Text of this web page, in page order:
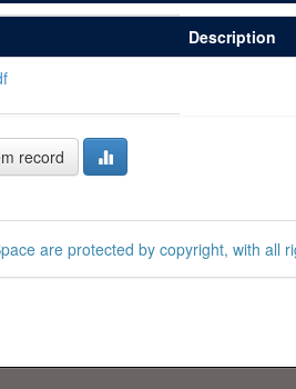
Description
record
are protected by copyright, with all